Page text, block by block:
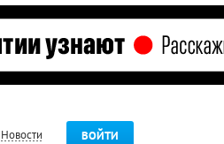
Новости ВОЙТИ